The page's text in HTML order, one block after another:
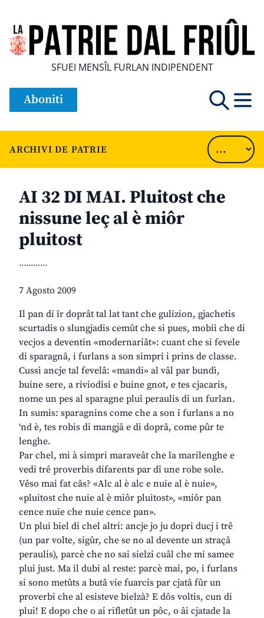
SFUEI MENSÎL FURLAN INDIPENDENT
Aboniti
ARCHIVI DE PATRIE
AI 32 DI MAI. Pluitost che
nissune leç al è miôr
pluitost
............
7 Agosto 2009
Il pan di îr doprât tal lat tant che gulizion, gjachetis
scurtadis o slungjadis cemût che si pues, mobii che di
vecjos a deventin «modernariât»: cuant che si fevele
di sparagnâ, i furlans a son simpri i prins de classe.
Cussì ancje tal fevelâ: «mandi» al vâl par bundì,
buine sere, a riviodisi e buine gnot, e tes cjacaris,
nome un pes al sparagne plui peraulis di un furlan.
In sumis: sparagnins come che a son i furlans a no
‘nd è, tes robis di mangjâ e di doprâ, come pûr te
lenghe.
Par chel, mi à simpri maraveât che la marilenghe e
vedi trê proverbis difarents par dî une robe sole.
Vêso mai fat câs? «Alc al è alc e nuie al è nuie»,
«pluitost che nuie al è miôr pluitost», «miôr pan
cence nuie che nuie cence pan».
Un plui biel di chel altri: ancje jo ju dopri ducj i trê
(un par volte, sigûr, che se no al devente un straçâ
peraulis), parcè che no sai sielzi cuâl che mi samee
plui just. Ma il dubi al reste: parcè mai, po, i furlans
si sono metûts a butâ vie fuarcis par cjatâ fûr un
proverbi che al esisteve bielzà? E dôs voltis, cun di
plui! E dopo che o ai rifletût un pôc, o âi cjatade la